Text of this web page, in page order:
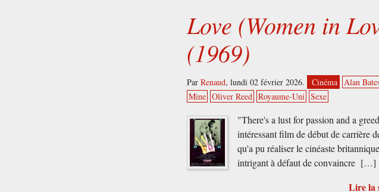
Love (Women in
(1969)
ParRenaud,lundi 02 février 2026. Cinéma Alan
Mine Oliver Reed Royaume-Uni Sexe
"There's a lust for passion and a
intéressant film de début de carrière
qu'a pu réaliser le cinéaste
intrigant à défaut de convaincre […]
Lire la